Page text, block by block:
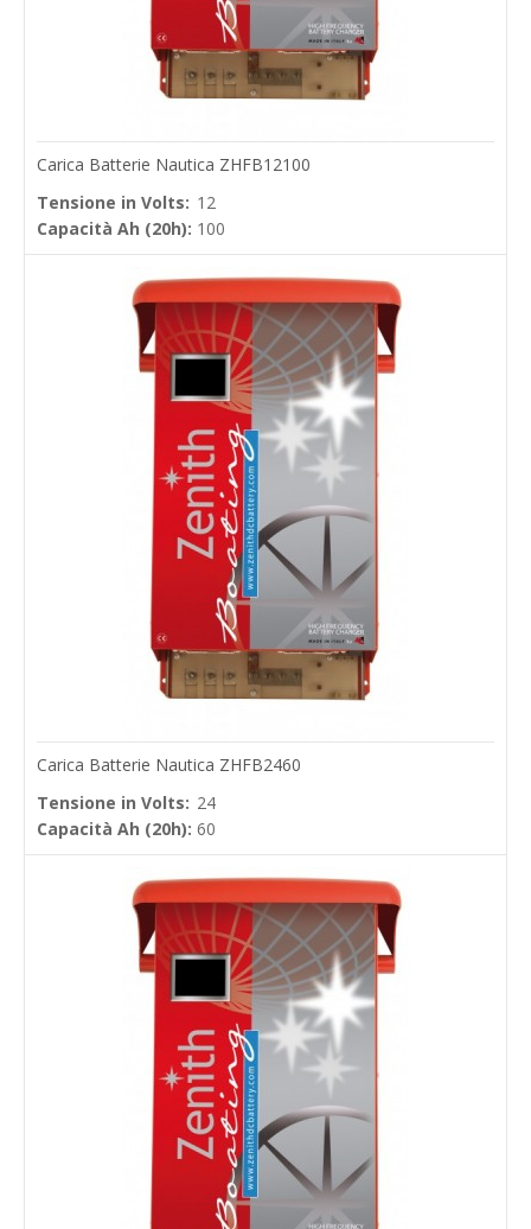
Carica Batterie Nautica ZHFB12100
Tensione in Volts: 12
Capacità Ah (20h): 100
Carica Batterie Nautica ZHFB2460
Tensione in Volts: 24
Capacità Ah (20h): 60